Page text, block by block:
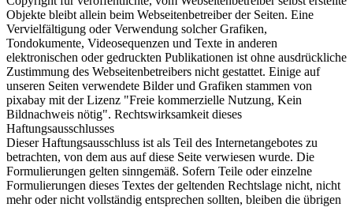
Objekte bleibt allein beim Webseitenbetreiber der Seiten. Eine
Vervielfältigung oder Verwendung solcher Grafiken,
Tondokumente, Videosequenzen und Texte in anderen
elektronischen oder gedruckten Publikationen ist ohne ausdrückliche
Zustimmung des Webseitenbetreibers nicht gestattet. Einige auf
unseren Seiten verwendete Bilder und Grafiken stammen von
pixabay mit der Lizenz "Freie kommerzielle Nutzung, Kein
Bildnachweis nötig". Rechtswirksamkeit dieses
Haftungsausschlusses
Dieser Haftungsausschluss ist als Teil des Internetangebotes zu
betrachten, von dem aus auf diese Seite verwiesen wurde. Die
Formulierungen gelten sinngemäß. Sofern Teile oder einzelne
Formulierungen dieses Textes der geltenden Rechtslage nicht, nicht
mehr oder nicht vollständig entsprechen sollten, bleiben die übrigen